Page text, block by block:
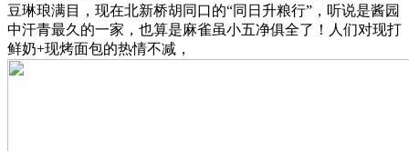
豆琳琅满目，现在北新桥胡同口的“同日升粮行”，听说是酱园
中汗青最久的一家，也算是麻雀虽小五净俱全了！人们对现打
鲜奶+现烤面包的热情不减，